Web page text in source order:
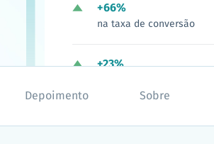
+66%
na taxa de conversão
+23%
marketing
Depoimento Sobre